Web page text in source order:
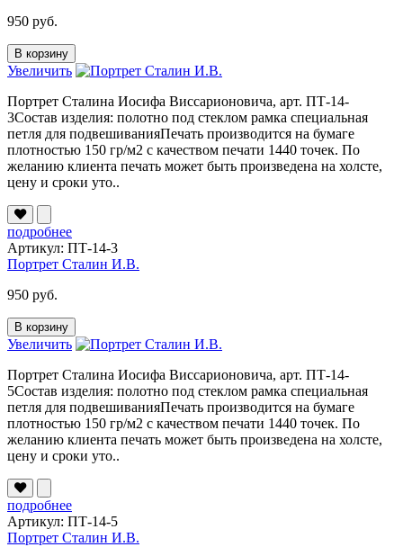
950 руб.
В корзину
Увеличить
Портрет Сталина Иосифа Виссарионовича, арт. ПТ-14-
3Состав изделия: полотно под стеклом рамка специальная
петля для подвешиванияПечать производится на бумаге
плотностью 150 гр/м2 с качеством печати 1440 точек. По
желанию клиента печать может быть произведена на холсте,
цену и сроки уто..
подробнее
Артикул: ПТ-14-3
Портрет Сталин И.В.
950 руб.
В корзину
Увеличить
Портрет Сталина Иосифа Виссарионовича, арт. ПТ-14-
5Состав изделия: полотно под стеклом рамка специальная
петля для подвешиванияПечать производится на бумаге
плотностью 150 гр/м2 с качеством печати 1440 точек. По
желанию клиента печать может быть произведена на холсте,
цену и сроки уто..
подробнее
Артикул: ПТ-14-5
Портрет Сталин И.В.